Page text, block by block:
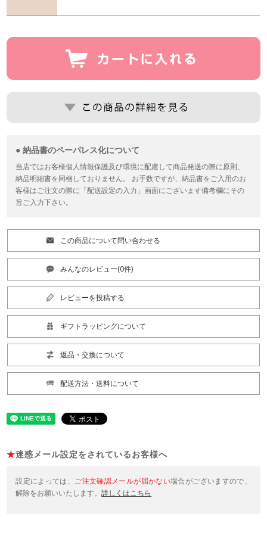
● 納品書のペーパレス化について
当店ではお客様個人情報保護及び環境に配慮して商品発送の際に原則、
納品明細書を同梱しておりません。 お手数ですが、納品書をご入用のお
客様はご注文の際に「配送設定の入力」画面にございます備考欄にその
旨ご入力下さい。
この商品について問い合わせる
みんなのレビュー(0件)
レビューを投稿する
ギフトラッピングについて
返品・交換について
配送方法・送料について
★迷惑メール設定をされているお客様へ
設定によっては、 ご注文確認メールが届かない場合がございますので、
解除をお願いいたします。詳しくはこちら